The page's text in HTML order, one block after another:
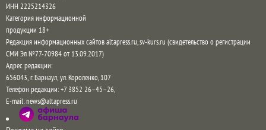
ИНН 2225214326
Категория информационной
продукции 18+
Редакция информационных сайтов altapress.ru, sv-kurs.ru (свидетельство о регистрации
СМИ Эл №77-70984 от 13.09.2017)
Адрес редакции:
656043,г. Барнаул,ул. Короленко, 107
Телефон редакции:+7 3852 26–45–26,
E-mail:news@altapress.ru